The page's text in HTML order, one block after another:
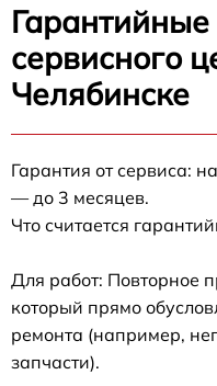
Гарантийные
сервисного
Челябинске
Гарантия от сервиса:
— до 3 месяцев.
Что считается
Для работ: Повторное
который прямо
ремонта (например,
запчасти).